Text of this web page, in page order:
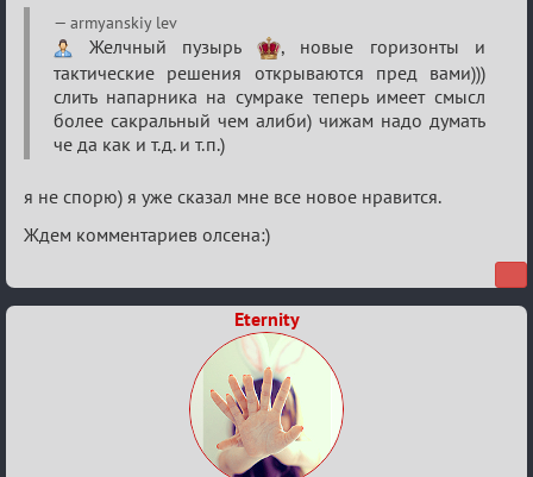
Re:
VIP-
клуб,
сумрак,
партии
12
armyanskiy lev
Желчный пузырь
, новые горизонты и
тактические решения открываются пред вами)))
слить напарника на сумраке теперь имеет смысл
более сакральный чем алиби) чижам надо думать
че да как и т.д. и т.п.)
я не спорю) я уже сказал мне все новое нравится.
Ждем комментариев олсена:)
Eternity